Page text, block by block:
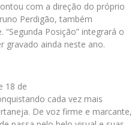
com a direção do próprio
Perdigão, também
Posição” integrará o
gravado ainda neste ano.
18 de
cada vez mais
De voz firme e marcante,